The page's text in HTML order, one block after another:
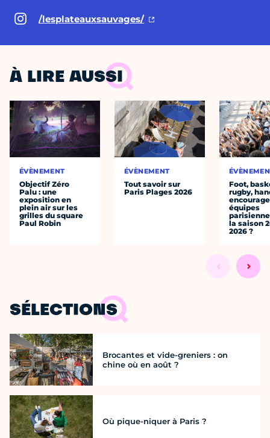
/lesplateauxsauvages/
À LIRE AUSSI
ÉVÈNEMENT
Objectif Zéro
Palu : une
exposition en
plein air sur les
grilles du square
Paul Robin
ÉVÈNEMENT
Tout savoir sur
Paris Plages 2026
Foot,
rugby,
équipes
la saison
2026 ?
SÉLECTIONS
Brocantes et vide-greniers : on
chine où en août ?
Où pique-niquer à Paris ?